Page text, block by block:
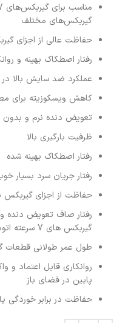
گیربکس‌های مختلف
حفاظت عالی از اجزای
رفتار اصطکاک بهینه و
عملکرد ضد سایش بالا
کاهش ویسکوزیته برای
تعویض دنده نرم و بدون
ظرفیت بارگیری بالا
رفتار اصطکاک بهینه شده
رفتار جریان سرد بسیار
حفاظت از اجزای گیربکس
رفتار صاف تعویض دنده
گیربکس های 7 سرعته اتوماتیک معمولی
طول عمر طولانی قطعات
روانکاری قابل اعتماد و
پایین در فضای باز
حفاظت در برابر خوردگی